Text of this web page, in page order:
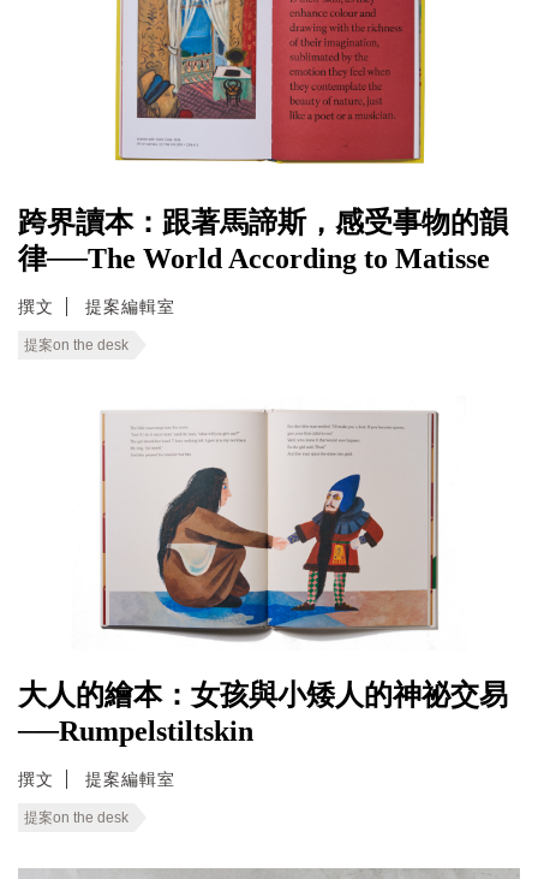
跨界讀本：跟著馬諦斯，感受事物的韻
律──The World According to Matisse
撰文 提案編輯室
提案on the desk
大人的繪本：女孩與小矮人的神祕交易
──Rumpelstiltskin
撰文 提案編輯室
提案on the desk